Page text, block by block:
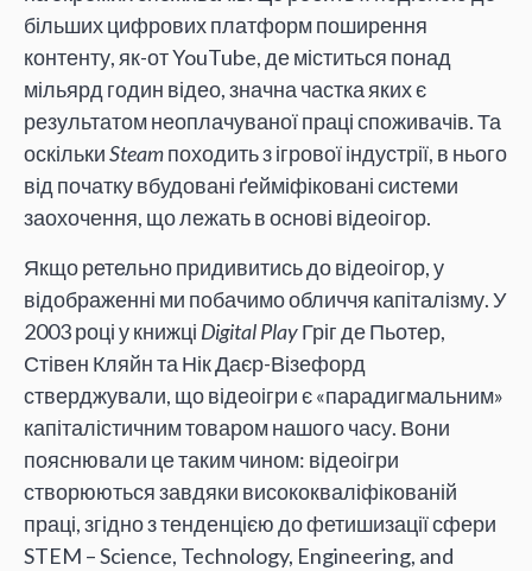
більших цифрових платформ поширення
контенту, як-от YouTube, де міститься понад
мільярд годин відео, значна частка яких є
результатом неоплачуваної праці споживачів. Та
оскількиSteamпоходить з ігрової індустрії, в нього
від початку вбудовані ґейміфіковані системи
заохочення, що лежать в основі відеоігор.
Якщо ретельно придивитись до відеоігор, у
відображенні ми побачимо обличчя капіталізму. У
2003 році у книжці Digital PlayГріг де Пьотер,
Стівен Кляйн та Нік Даєр-Візефорд
стверджували, що відеоігри є «парадигмальним»
капіталістичним товаром нашого часу. Вони
пояснювали це таким чином: відеоігри
створюються завдяки висококваліфікованій
праці, згідно з тенденцією до фетишизації сфери
STEM – Science, Technology, Engineering, and